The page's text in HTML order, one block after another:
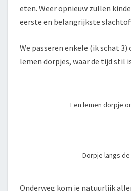
eten. Weer opnieuw zullen
eerste en belangrijkste
We passeren enkele (ik schat
lemen dorpjes, waar de tijd stil
Een lemen dorpje
Dorpje langs
Onderweg kom je natuurlijk